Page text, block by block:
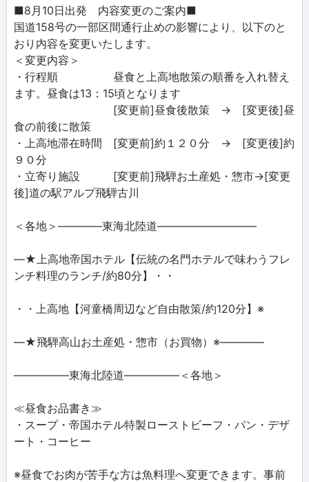
■8月10日出発 内容変更のご案内■
国道158号の一部区間通行止めの影響により、以下のと
おり内容を変更いたします。
＜変更内容＞
・行程順 昼食と上高地散策の順番を入れ替え
ます。昼食は13：15頃となります
[変更前]昼食後散策 → [変更後]昼
食の前後に散策
・上高地滞在時間 [変更前]約１２０分 → [変更後]約
９０分
・立寄り施設 [変更前]飛騨お土産処・惣市→[変更
後]道の駅アルプ飛騨古川
＜各地＞――――東海北陸道―――――――――
―★上高地帝国ホテル【伝統の名門ホテルで味わうフレ
ンチ料理のランチ/約80分】・・
・・上高地【河童橋周辺など自由散策/約120分】※
―★飛騨高山お土産処・惣市（お買物）※――――
―――――東海北陸道―――――＜各地＞
≪昼食お品書き≫
・スープ・帝国ホテル特製ローストビーフ・パン・デザ
ート・コーヒー
※昼食でお肉が苦手な方は魚料理へ変更できます。事前